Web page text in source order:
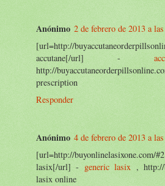
Anónimo 2 de febrero de 2013 a
[url=http://
accutane[/url] -
http://
prescription
Responder
Anónimo 4 de febrero de 2013 a
[url=http://
lasix[/url] - generic lasix , http://
lasix online